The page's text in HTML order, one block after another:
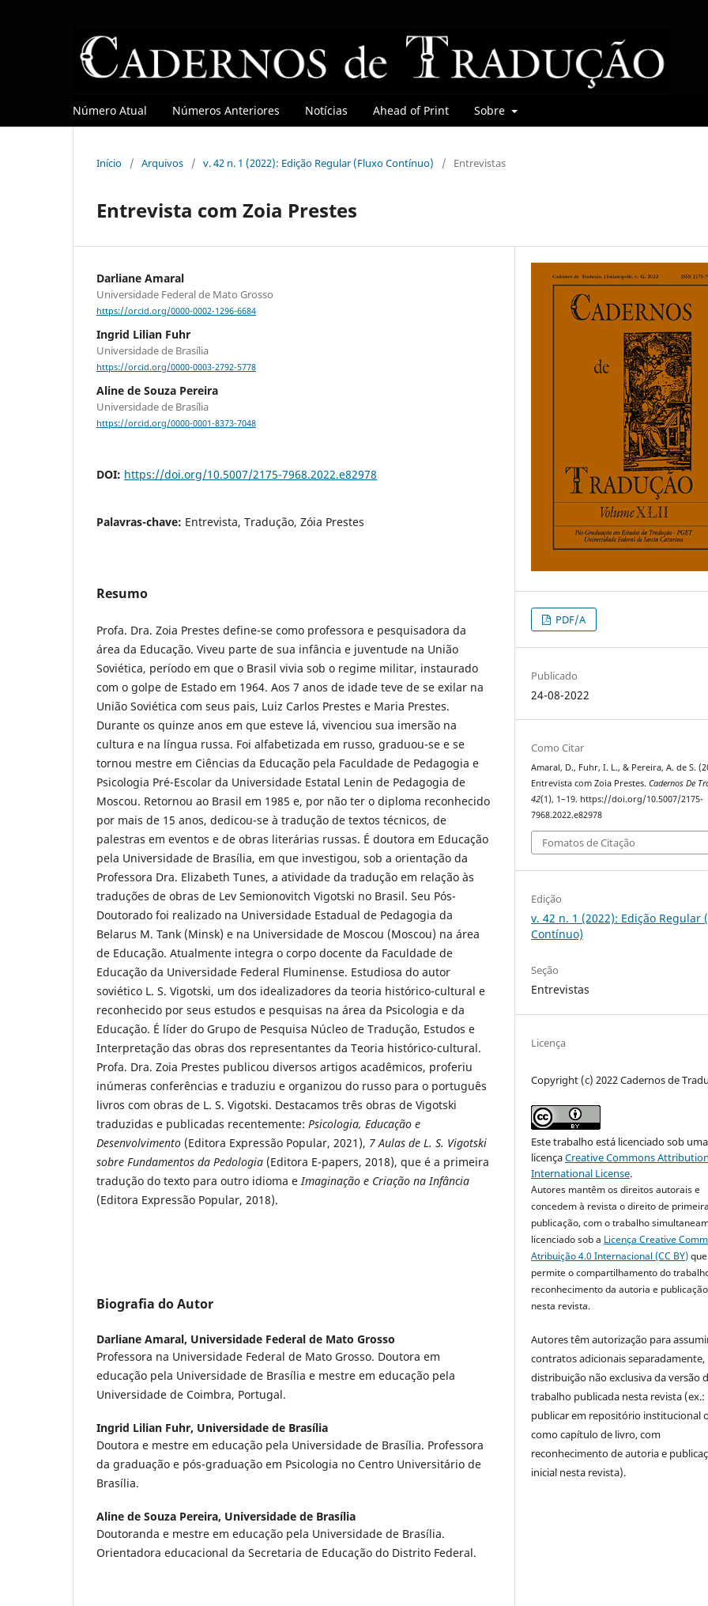
Número Atual Números Anteriores Notícias Ahead of Print Sobre
Início / Arquivos / v. 42 n. 1 (2022): Edição Regular (Fluxo Contínuo) / Entrevistas
Entrevista com Zoia Prestes
Darliane Amaral
Universidade Federal de Mato Grosso
https://orcid.org/0000-0002-1296-6684
Ingrid Lilian Fuhr
Universidade de Brasília
https://orcid.org/0000-0003-2792-5778
Aline de Souza Pereira
Universidade de Brasília
https://orcid.org/0000-0001-8373-7048
DOI: https://doi.org/10.5007/2175-7968.2022.e82978
Palavras-chave: Entrevista, Tradução, Zóia Prestes
Resumo
Profa. Dra. Zoia Prestes define-se como professora e pesquisadora da
área da Educação. Viveu parte de sua infância e juventude na União
Soviética, período em que o Brasil vivia sob o regime militar, instaurado
com o golpe de Estado em 1964. Aos 7 anos de idade teve de se exilar na
União Soviética com seus pais, Luiz Carlos Prestes e Maria Prestes.
Durante os quinze anos em que esteve lá, vivenciou sua imersão na
cultura e na língua russa. Foi alfabetizada em russo, graduou-se e se
tornou mestre em Ciências da Educação pela Faculdade de Pedagogia e
Psicologia Pré-Escolar da Universidade Estatal Lenin de Pedagogia de
Moscou. Retornou ao Brasil em 1985 e, por não ter o diploma reconhecido
por mais de 15 anos, dedicou-se à tradução de textos técnicos, de
palestras em eventos e de obras literárias russas. É doutora em Educação
pela Universidade de Brasília, em que investigou, sob a orientação da
Professora Dra. Elizabeth Tunes, a atividade da tradução em relação às
traduções de obras de Lev Semionovitch Vigotski no Brasil. Seu Pós-
Doutorado foi realizado na Universidade Estadual de Pedagogia da
Belarus M. Tank (Minsk) e na Universidade de Moscou (Moscou) na área
de Educação. Atualmente integra o corpo docente da Faculdade de
Educação da Universidade Federal Fluminense. Estudiosa do autor
soviético L. S. Vigotski, um dos idealizadores da teoria histórico-cultural e
reconhecido por seus estudos e pesquisas na área da Psicologia e da
Educação. É líder do Grupo de Pesquisa Núcleo de Tradução, Estudos e
Interpretação das obras dos representantes da Teoria histórico-cultural.
Profa. Dra. Zoia Prestes publicou diversos artigos acadêmicos, proferiu
inúmeras conferências e traduziu e organizou do russo para o português
livros com obras de L. S. Vigotski. Destacamos três obras de Vigotski
traduzidas e publicadas recentemente: Psicologia, Educação e
Desenvolvimento (Editora Expressão Popular, 2021), 7 Aulas de L. S. Vigotski
sobre Fundamentos da Pedologia (Editora E-papers, 2018), que é a primeira
tradução do texto para outro idioma eImaginação e Criação na Infância
(Editora Expressão Popular, 2018).
Biografia do Autor
Darliane Amaral, Universidade Federal de Mato Grosso
Professora na Universidade Federal de Mato Grosso. Doutora em
educação pela Universidade de Brasília e mestre em educação pela
Universidade de Coimbra, Portugal.
Ingrid Lilian Fuhr, Universidade de Brasília
Doutora e mestre em educação pela Universidade de Brasília. Professora
da graduação e pós-graduação em Psicologia no Centro Universitário de
Brasília.
Aline de Souza Pereira, Universidade de Brasília
Doutoranda e mestre em educação pela Universidade de Brasília.
Orientadora educacional da Secretaria de Educação do Distrito Federal.
PDF/A
Publicado
24-08-2022
Como Citar
Amaral, D., Fuhr, I. L., & Pereira, A. de S.
Entrevista com Zoia Prestes.Cadernos De
42(1), 1–19. https://doi.org/10.5007/2175-
7968.2022.e82978
Fomatos de Citação
Edição
v. 42 n. 1 (2022): Edição Regular
Contínuo)
Seção
Entrevistas
Licença
Copyright (c) 2022 Cadernos de
Este trabalho está licenciado sob uma
licençaCreative Commons
International License.
Autores mantêm os direitos autorais e
concedem à revista o direito de
publicação, com o trabalho
licenciado sob a Licença Creative
Atribuição 4.0 Internacional (CC BY)que
permite o compartilhamento do
reconhecimento da autoria e
nesta revista.
Autores têm autorização para
contratos adicionais separadamente,
distribuição não exclusiva da versão
trabalho publicada nesta revista (ex.:
publicar em repositório institucional
como capítulo de livro, com
reconhecimento de autoria e
inicial nesta revista).